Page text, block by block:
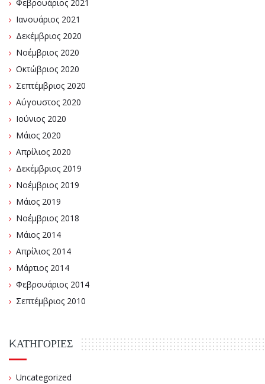
Φεβρουάριος 2021
Ιανουάριος 2021
Δεκέμβριος 2020
Νοέμβριος 2020
Οκτώβριος 2020
Σεπτέμβριος 2020
Αύγουστος 2020
Ιούνιος 2020
Μάιος 2020
Απρίλιος 2020
Δεκέμβριος 2019
Νοέμβριος 2019
Μάιος 2019
Νοέμβριος 2018
Μάιος 2014
Απρίλιος 2014
Μάρτιος 2014
Φεβρουάριος 2014
Σεπτέμβριος 2010
KΑΤΗΓΟΡΊΕΣ
Uncategorized